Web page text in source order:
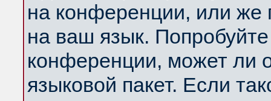
на конференции, или же
на ваш язык.
конференции, может ли
языковой пакет. Если